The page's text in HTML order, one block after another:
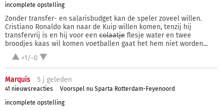
incomplete opstelling
Zonder transfer- en salarisbudget kan de speler zoveel willen.
Cristiano Ronaldo kan naar de Kuip willen komen, tenzij hij
transfervrij is en hij voor een colaatje flesje water en twee
broodjes kaas wil komen voetballen gaat het hem niet worden...
+1/-0
Marquis 5 j geleden
41 nieuwsreacties
Voorspel nu Sparta Rotterdam-Feyenoord
incomplete opstelling